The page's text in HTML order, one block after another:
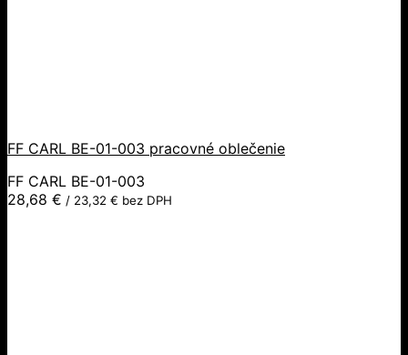
FF CARL BE-01-003 pracovné oblečenie
FF CARL BE-01-003
28,68 € / 23,32 € bez DPH